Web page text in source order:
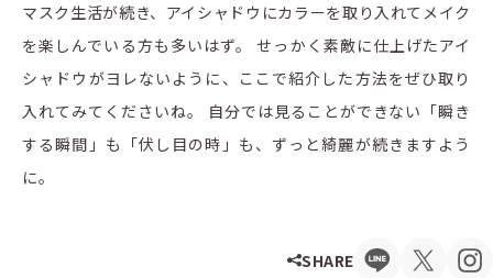
マスク生活が続き、アイシャドウにカラーを取り入れてメイク
を楽しんでいる方も多いはず。 せっかく素敵に仕上げたアイ
シャドウがヨレないように、ここで紹介した方法をぜひ取り
入れてみてくださいね。 自分では見ることができない「瞬き
する瞬間」も「伏し目の時」も、ずっと綺麗が続きますよう
に。
SHARE